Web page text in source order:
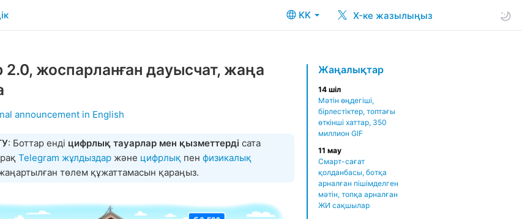
KK X-ке жазылыңыз
Жаңалықтар
14 шіл
Мәтін өңдегіші,
бірлестіктер, топтағы
өткінші хаттар, 350
миллион GIF
11 мау
Смарт-сағат
қолданбасы, ботқа
арналған пішімделген
мәтін, топқа арналған
ЖИ сақшылар
жоспарланған дауысчат, жаңа
announcement in English
: Боттар енді цифрлық тауарлар мен қызметтерді сата
Telegram жұлдыздар және цифрлық пен физикалық
төлем құжаттамасын қараңыз.